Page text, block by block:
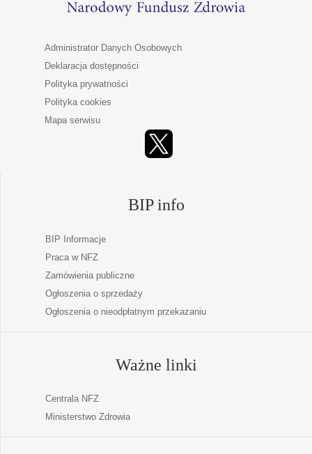
Administrator Danych Osobowych
Deklaracja dostępności
Polityka prywatności
Polityka cookies
Mapa serwisu
BIP info
BIP Informacje
Praca w NFZ
Zamówienia publiczne
Ogłoszenia o sprzedaży
Ogłoszenia o nieodpłatnym przekazaniu
Ważne linki
Centrala NFZ
Ministerstwo Zdrowia